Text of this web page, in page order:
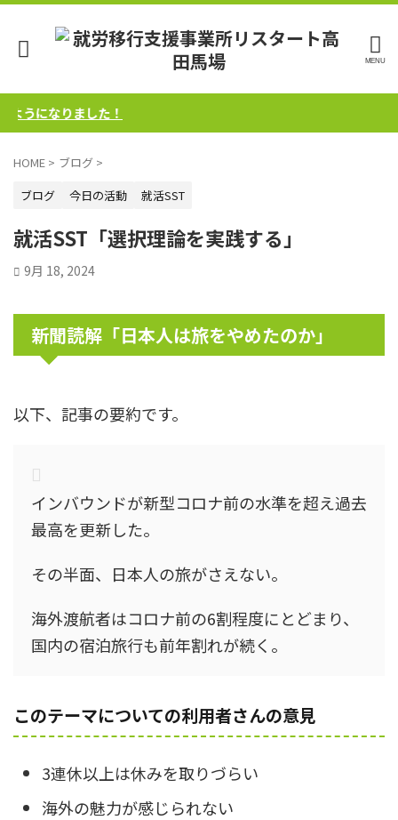
なりました！
HOME > ブログ >
ブログ
今日の活動 就活SST
就活SST「選択理論を実践する」
9月 18, 2024
新聞読解「日本人は旅をやめたのか」
以下、記事の要約です。
インバウンドが新型コロナ前の水準を超え過去
最高を更新した。
その半面、日本人の旅がさえない。
海外渡航者はコロナ前の6割程度にとどまり、
国内の宿泊旅行も前年割れが続く。
このテーマについての利用者さんの意見
3連休以上は休みを取りづらい
海外の魅力が感じられない